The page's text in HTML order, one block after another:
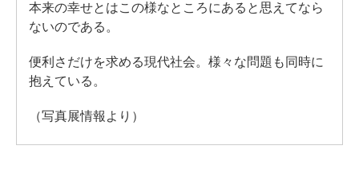
本来の幸せとはこの様なところにあると思えてなら
ないのである。
便利さだけを求める現代社会。様々な問題も同時に
抱えている。
（写真展情報より）